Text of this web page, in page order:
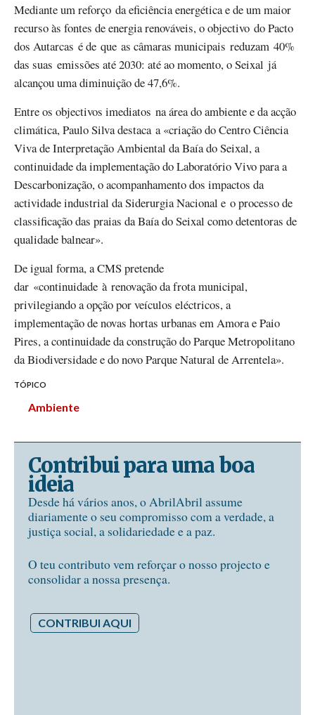
Mediante um reforço da eficiência energética e de um maior
recurso às fontes de energia renováveis, o objectivo do Pacto
dos Autarcas é de que as câmaras municipais reduzam 40%
das suas emissões até 2030: até ao momento, o Seixal já
alcançou uma diminuição de 47,6%.
Entre os objectivos imediatos na área do ambiente e da acção
climática, Paulo Silva destaca a «criação do Centro Ciência
Viva de Interpretação Ambiental da Baía do Seixal, a
continuidade da implementação do Laboratório Vivo para a
Descarbonização, o acompanhamento dos impactos da
actividade industrial da Siderurgia Nacional e o processo de
classificação das praias da Baía do Seixal como detentoras de
qualidade balnear».
De igual forma, a CMS pretende
dar «continuidade à renovação da frota municipal,
privilegiando a opção por veículos eléctricos, a
implementação de novas hortas urbanas em Amora e Paio
Pires, a continuidade da construção do Parque Metropolitano
da Biodiversidade e do novo Parque Natural de Arrentela».
TÓPICO
Ambiente
Contribui para uma boa
ideia
Desde há vários anos, o AbrilAbril assume
diariamente o seu compromisso com a verdade, a
justiça social, a solidariedade e a paz.
O teu contributo vem reforçar o nosso projecto e
consolidar a nossa presença.
CONTRIBUI AQUI